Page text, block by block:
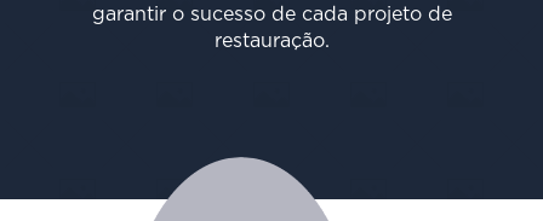
garantir o sucesso de cada projeto de
restauração.